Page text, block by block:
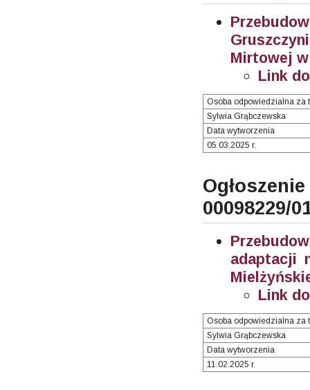
Mirtowej
Link
Osoba odpowiedzialna za
Sylwia Grąbczewska
Data wytworzenia
05.03.2025 r.
00098229/
adaptacji
Link
Osoba odpowiedzialna za
Sylwia Grąbczewska
Data wytworzenia
11.02.2025 r.